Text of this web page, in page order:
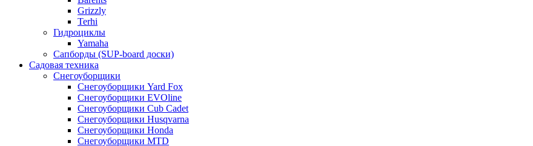
Grizzly
Terhi
Гидроциклы
Yamaha
Сапборды (SUP-board доски)
Садовая техника
Снегоуборщики
Снегоуборщики Yard Fox
Снегоуборщики EVOline
Снегоуборщики Cub Cadet
Снегоуборщики Husqvarna
Снегоуборщики Honda
Снегоуборщики MTD